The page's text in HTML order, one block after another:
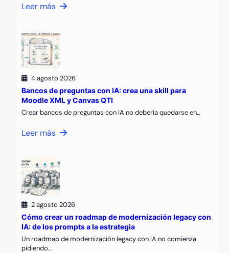
Leer más
4 agosto 2026
Bancos de preguntas con IA: crea una skill para
Moodle XML y Canvas QTI
Crear bancos de preguntas con IA no debería quedarse en…
Leer más
2 agosto 2026
Cómo crear un roadmap de modernización legacy con
IA: de los prompts a la estrategia
Un roadmap de modernización legacy con IA no comienza
pidiendo…